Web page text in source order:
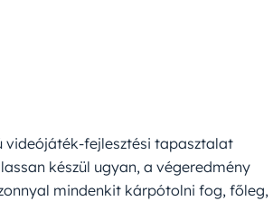
videójáték-fejlesztési tapasztalat
készül ugyan, a végeredmény
mindenkit kárpótolni fog, főleg,